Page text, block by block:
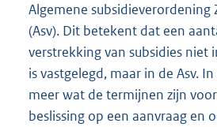
Algemene
(Asv). Dit betekent dat een
verstrekking van subsidies niet
is vastgelegd, maar in de Asv.
meer wat de termijnen zijn
beslissing op een aanvraag en